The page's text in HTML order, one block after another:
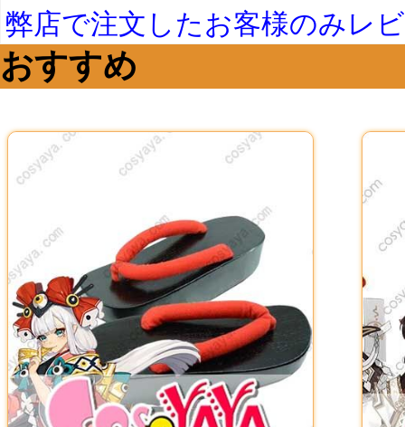
弊店で注文したお客様のみレ
おすすめ